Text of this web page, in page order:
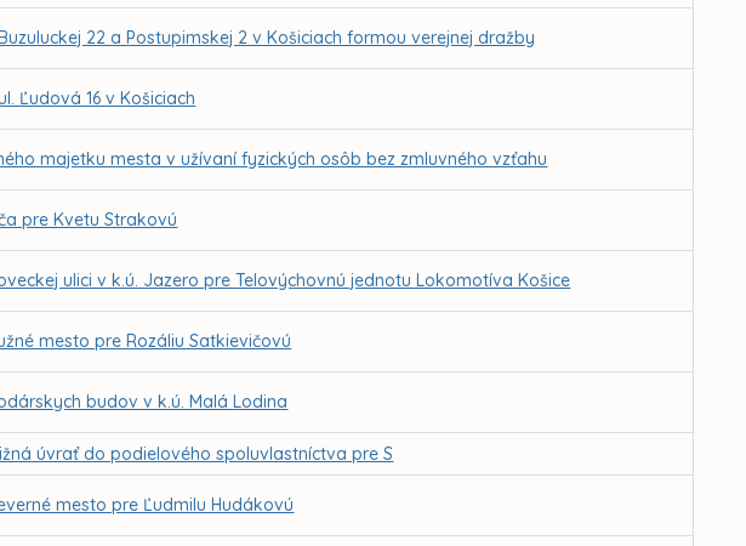
22 a Postupimskej 2 v Košiciach formou verejnej dražby
Ľudová 16 v Košiciach
majetku mesta v užívaní fyzických osôb bez zmluvného vzťahu
pre Kvetu Strakovú
ulici v k.ú. Jazero pre Telovýchovnú jednotu Lokomotíva Košice
mesto pre Rozáliu Satkievičovú
budov v k.ú. Malá Lodina
úvrať do podielového spoluvlastníctva pre S
mesto pre Ľudmilu Hudákovú